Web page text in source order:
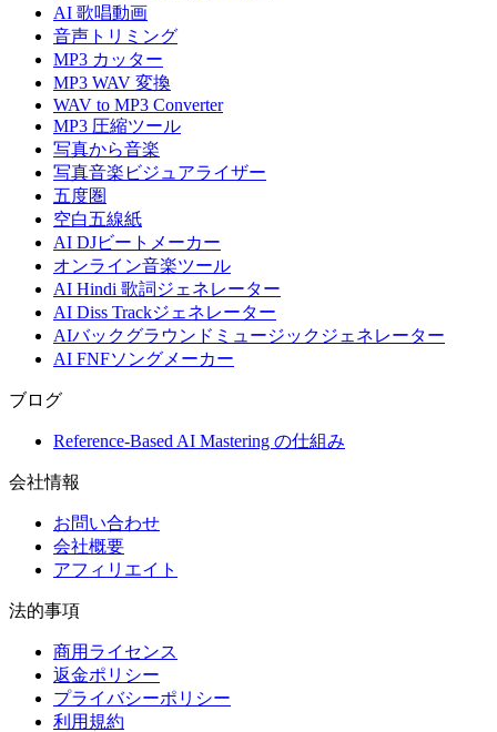
AI 歌唱動画
音声トリミング
MP3 カッター
MP3 WAV 変換
WAV to MP3 Converter
MP3 圧縮ツール
写真から音楽
写真音楽ビジュアライザー
五度圏
空白五線紙
AI DJビートメーカー
オンライン音楽ツール
AI Hindi 歌詞ジェネレーター
AI Diss Trackジェネレーター
AIバックグラウンドミュージックジェネレーター
AI FNFソングメーカー
ブログ
Reference-Based AI Mastering の仕組み
会社情報
お問い合わせ
会社概要
アフィリエイト
法的事項
商用ライセンス
返金ポリシー
プライバシーポリシー
利用規約